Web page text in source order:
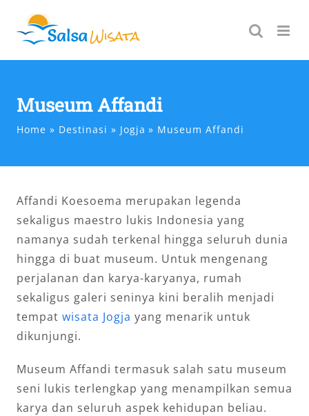
content
Museum Affandi
Home Destinasi Jogja Museum Affandi
Affandi Koesoema merupakan legenda
sekaligus maestro lukis Indonesia yang
namanya sudah terkenal hingga seluruh dunia
hingga di buat museum. Untuk mengenang
perjalanan dan karya-karyanya, rumah
sekaligus galeri seninya kini beralih menjadi
tempat wisata Jogja yang menarik untuk
dikunjungi.
Museum Affandi termasuk salah satu museum
seni lukis terlengkap yang menampilkan semua
karya dan seluruh aspek kehidupan beliau.